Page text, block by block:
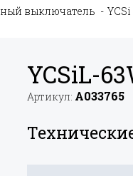
выключатель YCSi
YCSiL-
Артикул: A033765